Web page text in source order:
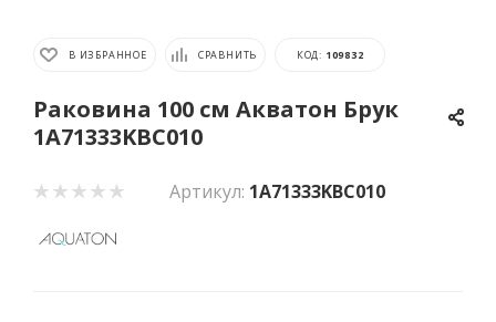
В ИЗБРАННОЕ СРАВНИТЬ КОД: 109832
Раковина 100 см Акватон Брук
1A71333KBC010
Артикул: 1A71333KBC010